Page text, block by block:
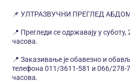
📌 УЛТРАЗВУЧНИ ПРЕГЛЕД
📍 Прегледи се одржавају у
часова.
📍 Заказивање је обавезно и
телефона 011/3611-581 и 066/278-
часова.